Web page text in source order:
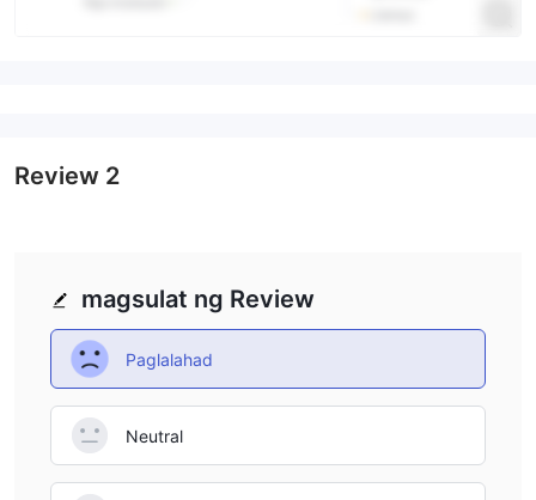
magsulat ng Review
Paglalahad
Neutral
Review 2